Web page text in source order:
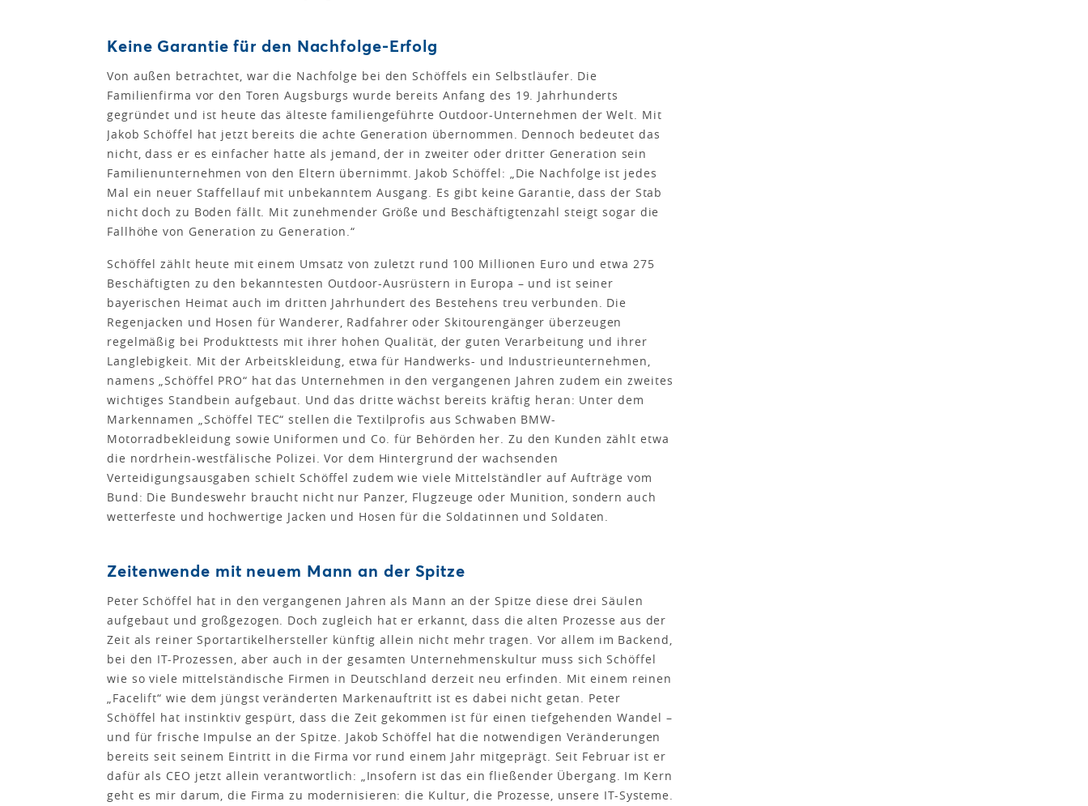
Keine Garantie für den Nachfolge-Erfolg
Von außen betrachtet, war die Nachfolge bei den Schöffels ein Selbstläufer. Die
Familienfirma vor den Toren Augsburgs wurde bereits Anfang des 19. Jahrhunderts
gegründet und ist heute das älteste familiengeführte Outdoor-Unternehmen der Welt. Mit
Jakob Schöffel hat jetzt bereits die achte Generation übernommen. Dennoch bedeutet das
nicht, dass er es einfacher hatte als jemand, der in zweiter oder dritter Generation sein
Familienunternehmen von den Eltern übernimmt. Jakob Schöffel: „Die Nachfolge ist jedes
Mal ein neuer Staffellauf mit unbekanntem Ausgang. Es gibt keine Garantie, dass der Stab
nicht doch zu Boden fällt. Mit zunehmender Größe und Beschäftigtenzahl steigt sogar die
Fallhöhe von Generation zu Generation.“
Schöffel zählt heute mit einem Umsatz von zuletzt rund 100 Millionen Euro und etwa 275
Beschäftigten zu den bekanntesten Outdoor-Ausrüstern in Europa – und ist seiner
bayerischen Heimat auch im dritten Jahrhundert des Bestehens treu verbunden. Die
Regenjacken und Hosen für Wanderer, Radfahrer oder Skitourengänger überzeugen
regelmäßig bei Produkttests mit ihrer hohen Qualität, der guten Verarbeitung und ihrer
Langlebigkeit. Mit der Arbeitskleidung, etwa für Handwerks- und Industrieunternehmen,
namens „Schöffel PRO“ hat das Unternehmen in den vergangenen Jahren zudem ein zweites
wichtiges Standbein aufgebaut. Und das dritte wächst bereits kräftig heran: Unter dem
Markennamen „Schöffel TEC“ stellen die Textilprofis aus Schwaben BMW-
Motorradbekleidung sowie Uniformen und Co. für Behörden her. Zu den Kunden zählt etwa
die nordrhein-westfälische Polizei. Vor dem Hintergrund der wachsenden
Verteidigungsausgaben schielt Schöffel zudem wie viele Mittelständler auf Aufträge vom
Bund: Die Bundeswehr braucht nicht nur Panzer, Flugzeuge oder Munition, sondern auch
wetterfeste und hochwertige Jacken und Hosen für die Soldatinnen und Soldaten.
Zeitenwende mit neuem Mann an der Spitze
Peter Schöffel hat in den vergangenen Jahren als Mann an der Spitze diese drei Säulen
aufgebaut und großgezogen. Doch zugleich hat er erkannt, dass die alten Prozesse aus der
Zeit als reiner Sportartikelhersteller künftig allein nicht mehr tragen. Vor allem im Backend,
bei den IT-Prozessen, aber auch in der gesamten Unternehmenskultur muss sich Schöffel
wie so viele mittelständische Firmen in Deutschland derzeit neu erfinden. Mit einem reinen
„Facelift“ wie dem jüngst veränderten Markenauftritt ist es dabei nicht getan. Peter
Schöffel hat instinktiv gespürt, dass die Zeit gekommen ist für einen tiefgehenden Wandel –
und für frische Impulse an der Spitze. Jakob Schöffel hat die notwendigen Veränderungen
bereits seit seinem Eintritt in die Firma vor rund einem Jahr mitgeprägt. Seit Februar ist er
dafür als CEO jetzt allein verantwortlich: „Insofern ist das ein fließender Übergang. Im Kern
geht es mir darum, die Firma zu modernisieren: die Kultur, die Prozesse, unsere IT-Systeme.